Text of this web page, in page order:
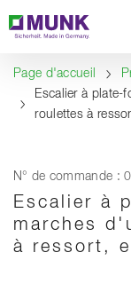
Contenu
Sommaire
Navigation
Page d'accueil
Escalier à plate-
roulettes à
N° de commande :
Escalier à
marches
à ressort,